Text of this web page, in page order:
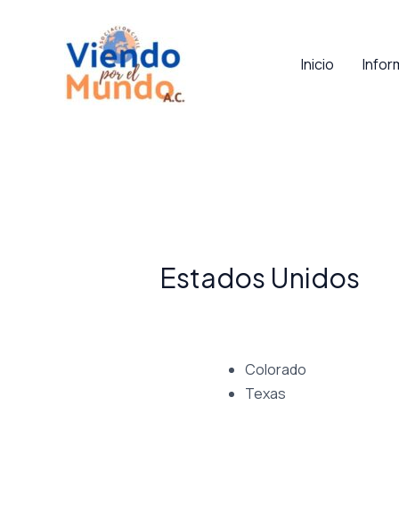
Inicio
Estados Unidos
Colorado
Texas